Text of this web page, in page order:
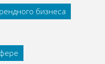
бизнеса